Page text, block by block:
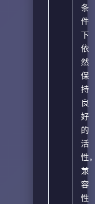
条
件
下
依
然
保
持
良
好
的
活
性
兼
容
性